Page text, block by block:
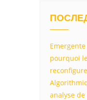
pourquoi
analyse